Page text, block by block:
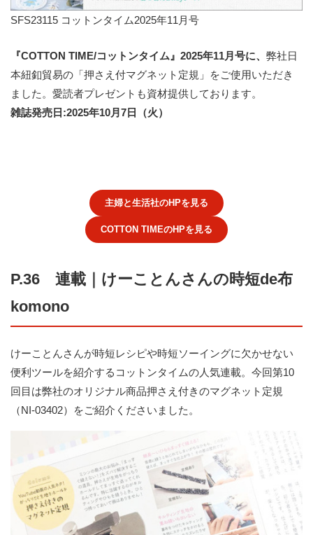
SFS23115 コットンタイム2025年11月号
『COTTON TIME/コットンタイム』2025年11月号に、 弊社日
本紐釦貿易の「押さえ付マグネット定規」をご使用いただき
ました。愛読者プレゼントも資材提供しております。
雑誌発売日:2025年10月7日（火）
主婦と生活社のHPを見る
COTTON TIMEのHPを見る
P.36 連載｜けーことんさんの時短de布
komono
けーことんさんが時短レシピや時短ソーイングに欠かせない
便利ツールを紹介するコットンタイムの人気連載。今回第10
回目は弊社のオリジナル商品押さえ付きのマグネット定規
（NI-03402）をご紹介くださいました。